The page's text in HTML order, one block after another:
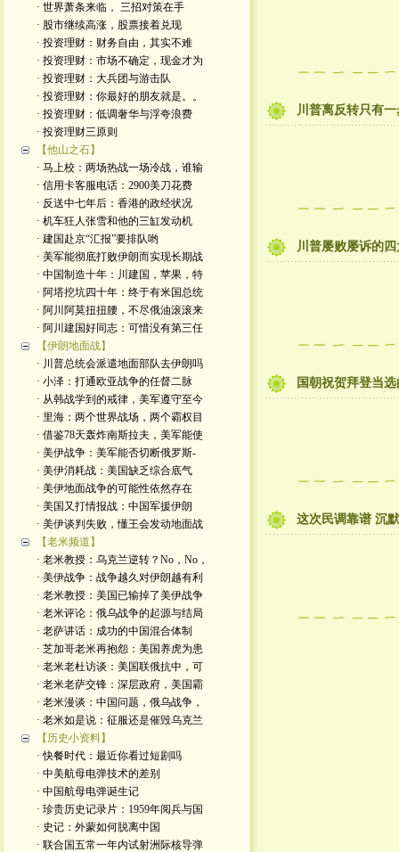
· 世界萧条来临， 三招对策在手
· 股市继续高涨，股票接着兑现
· 投资理财：财务自由，其实不难
· 投资理财：市场不确定，现金才为
· 投资理财：大兵团与游击队
· 投资理财：你最好的朋友就是。。
· 投资理财：低调奢华与浮夸浪费
· 投资理财三原则
【他山之石】
· 马上校：两场热战一场冷战，谁输
· 信用卡客服电话：2900美刀花费
· 反送中七年后：香港的政经状况
· 机车狂人张雪和他的三缸发动机
· 建国赴京“汇报”要排队哟
· 美军能彻底打败伊朗而实现长期战
· 中国制造十年：川建国，苹果，特
· 阿塔挖坑四十年：终于有米国总统
· 阿川阿莫扭扭腰，不尽俄油滚滚来
· 阿川建国好同志：可惜没有第三任
【伊朗地面战】
· 川普总统会派遣地面部队去伊朗吗
· 小泽：打通欧亚战争的任督二脉
· 从韩战学到的戒律，美军遵守至今
· 里海：两个世界战场，两个霸权目
· 借鉴78天轰炸南斯拉夫，美军能使
· 美伊战争：美军能否切断俄罗斯-
· 美伊消耗战：美国缺乏综合底气
· 美伊地面战争的可能性依然存在
· 美国又打情报战：中国军援伊朗
· 美伊谈判失败，懂王会发动地面战
【老米频道】
· 老米教授：乌克兰逆转？No，No，
· 美伊战争：战争越久对伊朗越有利
· 老米教授：美国已输掉了美伊战争
· 老米评论：俄乌战争的起源与结局
· 老萨讲话：成功的中国混合体制
· 芝加哥老米再抱怨：美国养虎为患
· 老米老杜访谈：美国联俄抗中，可
· 老米老萨交锋：深层政府，美国霸
· 老米漫谈：中国问题，俄乌战争，
· 老米如是说：征服还是催毁乌克兰
【历史小资料】
· 快餐时代：最近你看过短剧吗
· 中美航母电弹技术的差别
· 中国航母电弹诞生记
· 珍贵历史记录片：1959年阅兵与国
· 史记：外蒙如何脱离中国
· 联合国五常一年内试射洲际核导弹
川普离反转只有
川普屡败屡诉的
国朝祝贺拜登当
这次民调靠谱 沉